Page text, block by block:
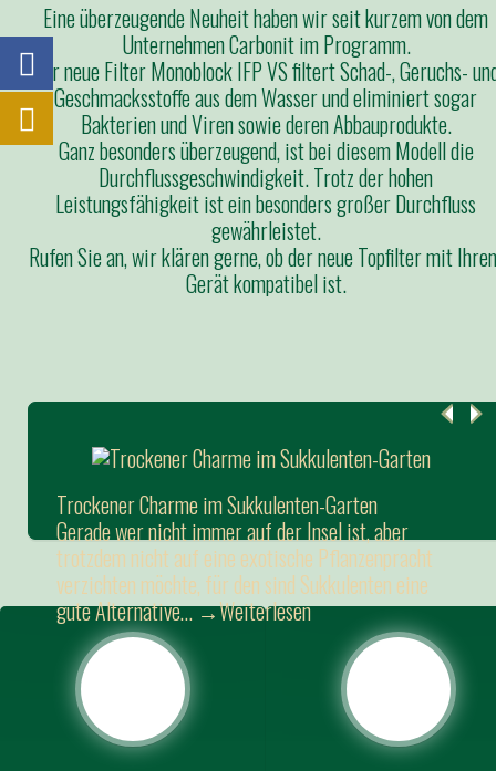
Eine überzeugende Neuheit haben wir seit kurzem von dem
Unternehmen Carbonit im Programm.
Der neue Filter Monoblock IFP VS filtert Schad-, Geruchs-
Geschmacksstoffe aus dem Wasser und eliminiert sogar
Bakterien und Viren sowie deren Abbauprodukte.
Ganz besonders überzeugend, ist bei diesem Modell die
Durchflussgeschwindigkeit. Trotz der hohen
Leistungsfähigkeit ist ein besonders großer Durchfluss
gewährleistet.
Rufen Sie an, wir klären gerne, ob der neue Topfilter mit
Gerät kompatibel ist.
Trockener Charme im Sukkulenten-Garten
Gerade wer nicht immer auf der Insel ist, aber
trotzdem nicht auf eine exotische Pflanzenpracht
verzichten möchte, für den sind Sukkulenten eine
gute Alternative…→Weiterlesen